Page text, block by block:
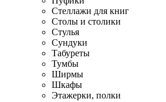
Стеллажи для книг
Столы и столики
Стулья
Сундуки
Табуреты
Тумбы
Ширмы
Шкафы
Этажерки, полки